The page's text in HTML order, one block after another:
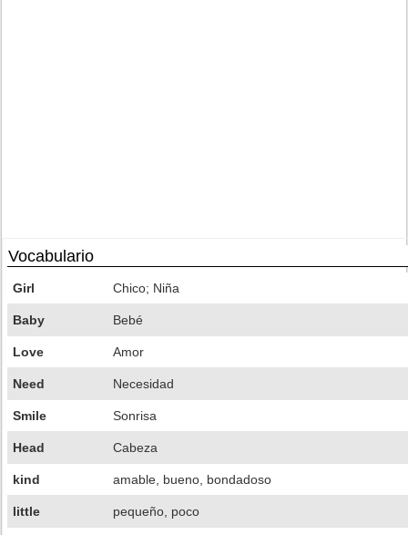
Vocabulario
Girl Chico; Niña
Baby Bebé
Love Amor
Need Necesidad
Smile Sonrisa
Head Cabeza
kind amable, bueno, bondadoso
little pequeño, poco